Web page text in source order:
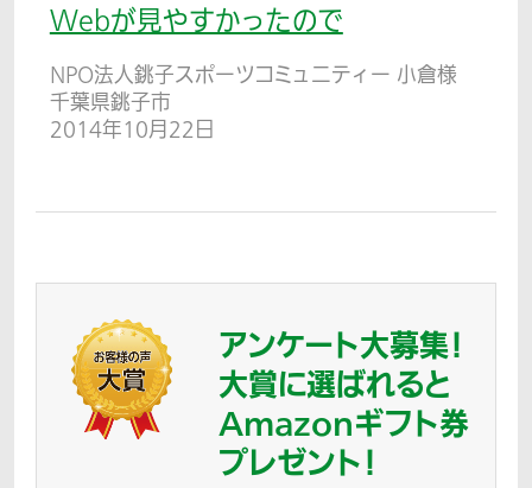
Webが見やすかったので
NPO法人銚子スポーツコミュニティー 小倉様
千葉県銚子市
2014年10月22日
アンケート大募集！
大賞に選ばれると
Amazonギフト券
プレゼント！